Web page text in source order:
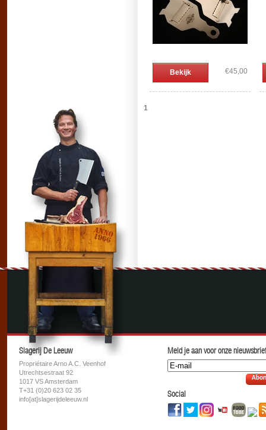
Bekijk €45,00
1
Slagerij De Leeuw
Propriétaire Arno A.C. Veenhof
Utrechtsestraat 92
1017 VS Amsterdam
T+31 (0)20 623 02 35
info[at]slagerijdeleeuw.nl
Meld je aan voor onze
Social